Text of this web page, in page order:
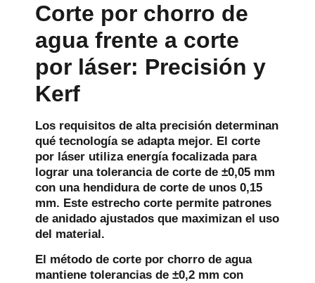
Corte por chorro de
agua frente a corte
por láser: Precisión y
Kerf
Los requisitos de alta precisión determinan
qué tecnología se adapta mejor. El corte
por láser utiliza energía focalizada para
lograr una tolerancia de corte de ±0,05 mm
con una hendidura de corte de unos 0,15
mm. Este estrecho corte permite patrones
de anidado ajustados que maximizan el uso
del material.
El método de corte por chorro de agua
mantiene tolerancias de ±0,2 mm con